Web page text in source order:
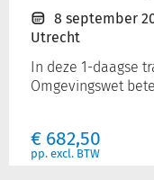
8 september
Utrecht
In deze 1-daagse
Omgevingswet
€ 682,50
pp. excl. BTW